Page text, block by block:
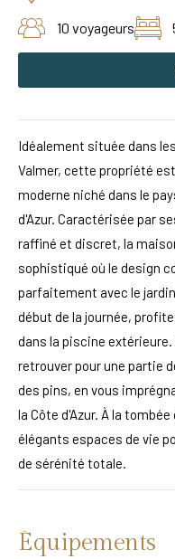
10 voyageurs
Idéalement située dans
Valmer, cette propriété
moderne niché dans le
d'Azur. Caractérisée par
raffiné et discret, la
sophistiqué où le design
parfaitement avec le
début de la journée,
dans la piscine
retrouver pour une partie
des pins, en vous
la Côte d'Azur. À la
élégants espaces de vie
de sérénité totale.
Équipements